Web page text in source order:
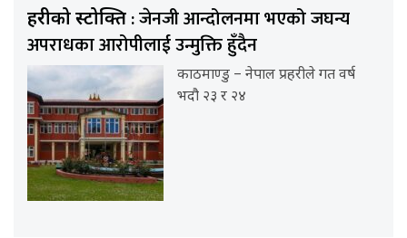
प्रहरीको प्रस्टोक्ति : जेनजी आन्दोलनमा भएको जघन्य
अपराधका आरोपीलाई उन्मुक्ति हुँदैन
काठमाण्डु – नेपाल प्रहरीले गत वर्ष
भदौ २३ र २४